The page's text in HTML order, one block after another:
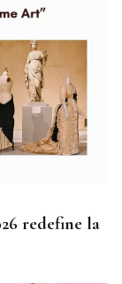
redefine la